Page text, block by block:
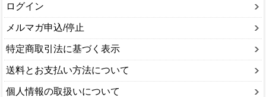
ログイン
メルマガ申込/停止
特定商取引法に基づく表示
送料とお支払い方法について
個人情報の取扱いについて